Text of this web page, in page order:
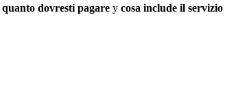
quanto dovresti pagare y cosa include il servizio